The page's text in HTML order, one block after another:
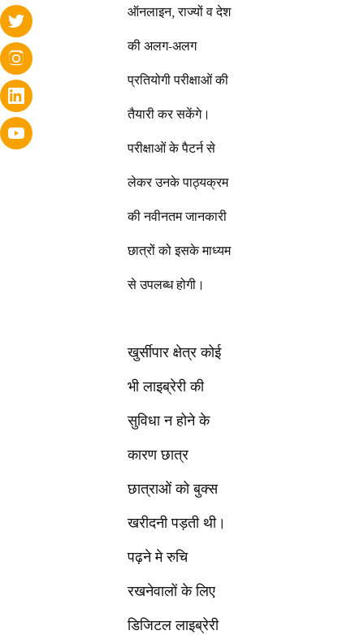
ऑनलाइन, राज्यों व देश
की अलग-अलग
प्रतियोगी परीक्षाओं की
तैयारी कर सकेंगे।
परीक्षाओं के पैटर्न से
लेकर उनके पाठ्यक्रम
की नवीनतम जानकारी
छात्रों को इसके माध्यम
से उपलब्ध होगी।
खुर्सीपार क्षेत्र कोई
भी लाइब्रेरी की
सुविधा न होने के
कारण छात्र
छात्राओं को बुक्स
खरीदनी पड़ती थी।
पढ़ने मे रुचि
रखनेवालों के लिए
डिजिटल लाइब्रेरी